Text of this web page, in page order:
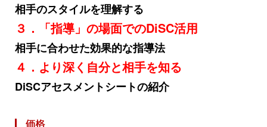
相手のスタイルを理解する
３．「指導」の場面でのDiSC活用
相手に合わせた効果的な指導法
４．より深く自分と相手を知る
DiSCアセスメントシートの紹介